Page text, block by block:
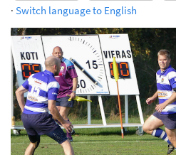
· Switch language to English